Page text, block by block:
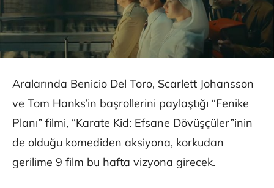
Aralarında Benicio Del Toro, Scarlett Johansson
ve Tom Hanks’in başrollerini paylaştığı “Fenike
Planı” filmi, “Karate Kid: Efsane Dövüşçüler”inin
de olduğu komediden aksiyona, korkudan
gerilime 9 film bu hafta vizyona girecek.